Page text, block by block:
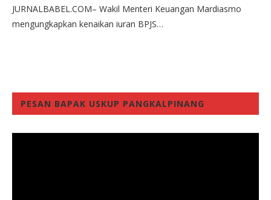
JURNALBABEL.COM– Wakil Menteri Keuangan Mardiasmo
mengungkapkan kenaikan iuran BPJS…
PESAN BAPAK USKUP PANGKALPINANG